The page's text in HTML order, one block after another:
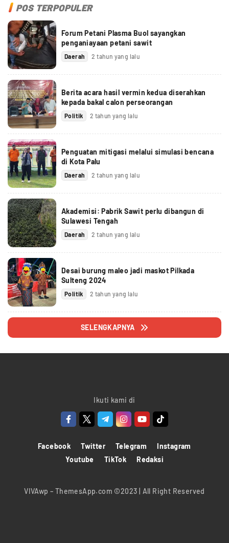
POS TERPOPULER
Forum Petani Plasma Buol sayangkan
penganiayaan petani sawit
Daerah 2 tahun yang lalu
Berita acara hasil vermin kedua diserahkan
kepada bakal calon perseorangan
Politik 2 tahun yang lalu
Penguatan mitigasi melalui simulasi bencana
di Kota Palu
Daerah 2 tahun yang lalu
Akademisi: Pabrik Sawit perlu dibangun di
Sulawesi Tengah
Daerah 2 tahun yang lalu
Desai burung maleo jadi maskot Pilkada
Sulteng 2024
Politik 2 tahun yang lalu
SELENGKAPNYA
Ikuti kami di
Facebook Twitter Telegram
Instagram
Youtube
TikTok Redaksi
VIVAwp – ThemesApp.com ©2023 | All Right Reserved